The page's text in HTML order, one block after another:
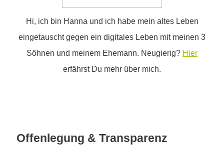
Hi, ich bin Hanna und ich habe mein altes Leben
eingetauscht gegen ein digitales Leben mit meinen 3
Söhnen und meinem Ehemann. Neugierig? Hier
erfährst Du mehr über mich.
Offenlegung & Transparenz